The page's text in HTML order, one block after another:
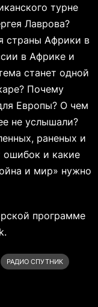
турне
Лаврова?
страны Африки в
в Африке и
станет одной
Почему
Европы? О чем
не услышали?
раненых и
ошибок и какие
и мир» нужно
программе
РАДИО СПУТНИК